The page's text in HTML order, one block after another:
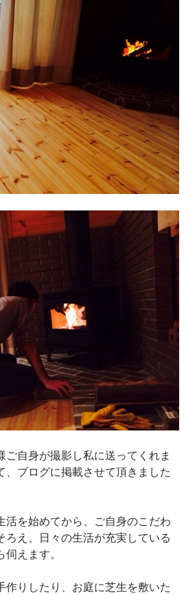
ご自身が撮影し私に送ってくれま
、ブログに掲載させて頂きました
活を始めてから、ご自身のこだわ
ろえ、日々の生活が充実している
えます。
作りしたり、お庭に芝生を敷いた